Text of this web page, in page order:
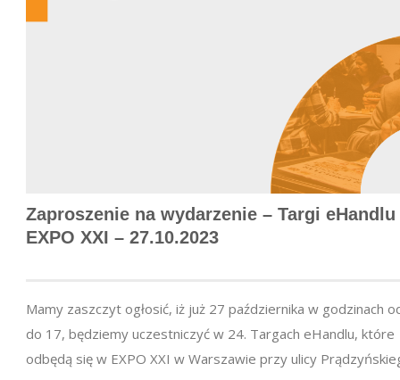
Zaproszenie na wydarzenie – Targi eHandlu
EXPO XXI – 27.10.2023
Mamy zaszczyt ogłosić, iż już 27 października w godzinach
do 17, będziemy uczestniczyć w 24. Targach eHandlu, które
odbędą się w EXPO XXI w Warszawie przy ulicy